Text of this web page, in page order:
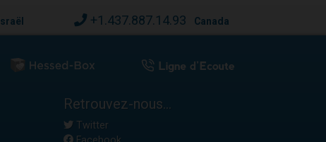
Israël +1.437.887.14.93 Canada
Retrouvez-nous...
Twitter